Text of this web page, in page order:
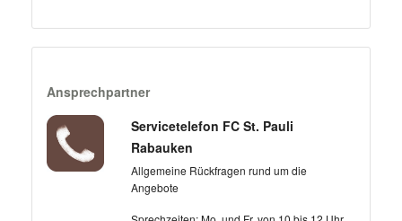
Ansprechpartner
Servicetelefon FC St. Pauli
Rabauken
Allgemeine Rückfragen rund um die
Angebote